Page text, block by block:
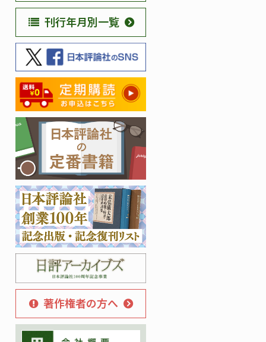
刊行年月別一覧
著作権者の方へ